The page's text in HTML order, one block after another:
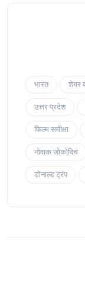
भारत शेयर
उत्तर प्रदेश
फिल्म समीक्षा
नोवाक जोकोविच
डोनाल्ड ट्रंप